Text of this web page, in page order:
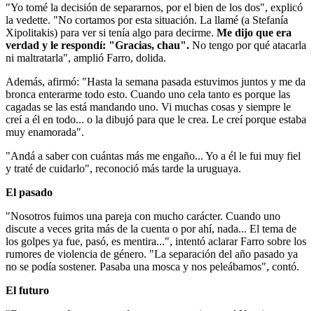
"Yo tomé la decisión de separarnos, por el bien de los dos", explicó
la vedette. "No cortamos por esta situación. La llamé (a Stefanía
Xipolitakis) para ver si tenía algo para decirme. Me dijo que era
verdad y le respondí: "Gracias, chau". No tengo por qué atacarla
ni maltratarla", amplió Farro, dolida.
Además, afirmó: "Hasta la semana pasada estuvimos juntos y me da
bronca enterarme todo esto. Cuando uno cela tanto es porque las
cagadas se las está mandando uno. Vi muchas cosas y siempre le
creí a él en todo... o la dibujó para que le crea. Le creí porque estaba
muy enamorada".
"Andá a saber con cuántas más me engaño... Yo a él le fui muy fiel
y traté de cuidarlo", reconoció más tarde la uruguaya.
El pasado
"Nosotros fuimos una pareja con mucho carácter. Cuando uno
discute a veces grita más de la cuenta o por ahí, nada... El tema de
los golpes ya fue, pasó, es mentira...", intentó aclarar Farro sobre los
rumores de violencia de género. "La separación del año pasado ya
no se podía sostener. Pasaba una mosca y nos peleábamos", contó.
El futuro